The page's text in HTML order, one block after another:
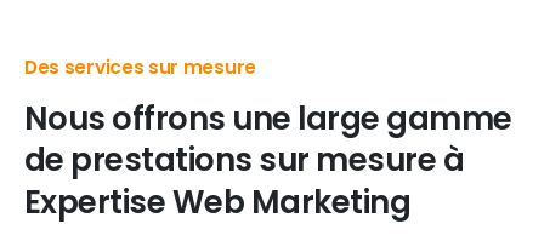
Des produits digitaux de premier choix
Nousoffrons une largegamme
de prestationssur mesureà
ExpertiseWeb Marketing